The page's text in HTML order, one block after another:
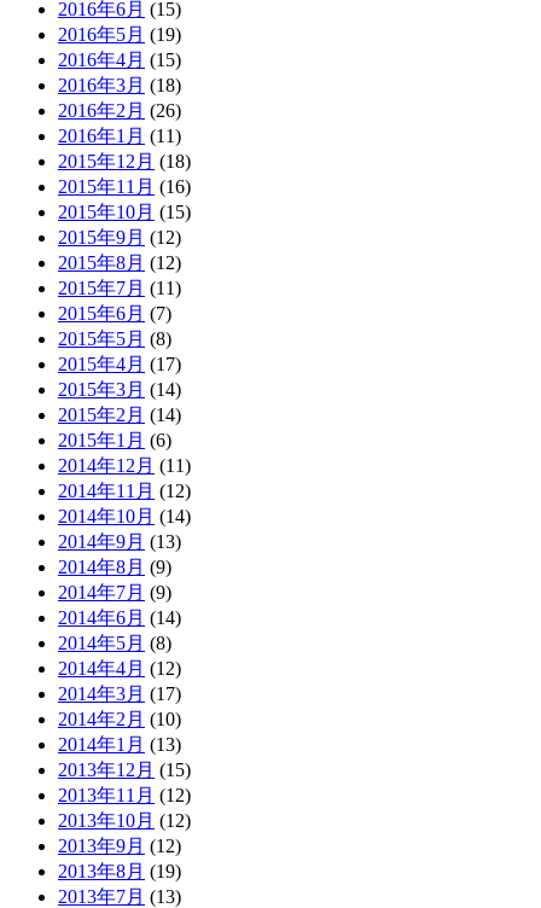
2016年6月 (15)
2016年5月 (19)
2016年4月 (15)
2016年3月 (18)
2016年2月 (26)
2016年1月 (11)
2015年12月 (18)
2015年11月 (16)
2015年10月 (15)
2015年9月 (12)
2015年8月 (12)
2015年7月 (11)
2015年6月 (7)
2015年5月 (8)
2015年4月 (17)
2015年3月 (14)
2015年2月 (14)
2015年1月 (6)
2014年12月 (11)
2014年11月 (12)
2014年10月 (14)
2014年9月 (13)
2014年8月 (9)
2014年7月 (9)
2014年6月 (14)
2014年5月 (8)
2014年4月 (12)
2014年3月 (17)
2014年2月 (10)
2014年1月 (13)
2013年12月 (15)
2013年11月 (12)
2013年10月 (12)
2013年9月 (12)
2013年8月 (19)
2013年7月 (13)